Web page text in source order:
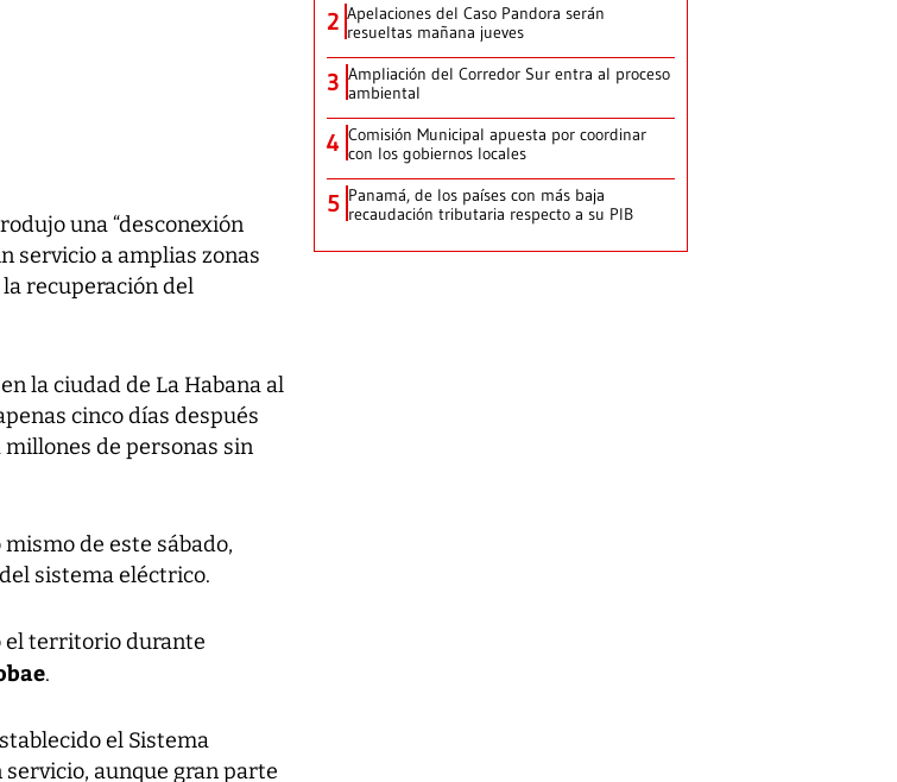
una “desconexión
servicio a amplias zonas
recuperación del
la ciudad de La Habana al
cinco días después
de personas sin
de este sábado,
sistema eléctrico.
el territorio durante
.
el Sistema
aunque gran parte
2 Apelaciones del Caso Pandora serán
resueltas mañana jueves
3 Ampliación del Corredor Sur entra al proceso
ambiental
4 Comisión Municipal apuesta por coordinar
con los gobiernos locales
5 Panamá, de los países con más baja
recaudación tributaria respecto a su PIB